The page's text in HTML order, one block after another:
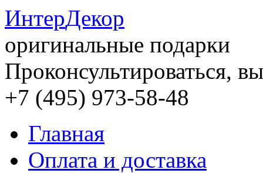
ИнтерДекор
оригинальные подарки
Проконсультироваться,
+7 (495) 973-58-48
Главная
Оплата и доставка